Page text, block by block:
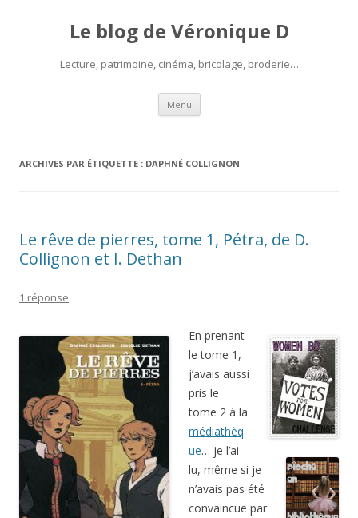
Le blog de Véronique D
Lecture, patrimoine, cinéma, bricolage, broderie…
Menu Aller
contenu
ARCHIVES PAR ÉTIQUETTE : DAPHNÉ COLLIGNON
Le rêve de pierres, tome 1, Pétra, de D.
Collignon et I. Dethan
1 réponse
En prenant
le tome 1,
j’avais aussi
pris le
tome 2 à la
médiathèq
ue… je l’ai
lu, même si je
n’avais pas été
convaincue par